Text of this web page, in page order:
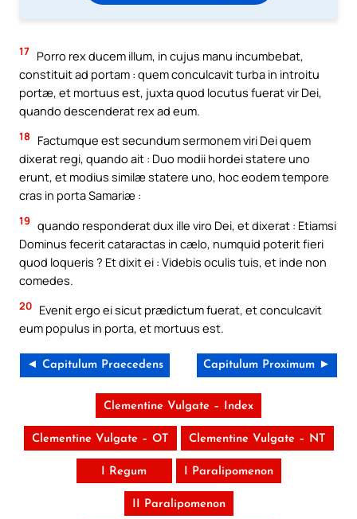
17 Porro rex ducem illum, in cujus manu incumbebat,
constituit ad portam : quem conculcavit turba in introitu
portæ, et mortuus est, juxta quod locutus fuerat vir Dei,
quando descenderat rex ad eum.
18
Factumque est secundum sermonem viri Dei quem
dixerat regi, quando ait : Duo modii hordei statere uno
erunt, et modius similæ statere uno, hoc eodem tempore
cras in porta Samariæ :
19 quando responderat dux ille viro Dei, et dixerat : Etiamsi
Dominus fecerit cataractas in cælo, numquid poterit fieri
quod loqueris ? Et dixit ei : Videbis oculis tuis, et inde non
comedes.
20 Evenit ergo ei sicut prædictum fuerat, et conculcavit
eum populus in porta, et mortuus est.
◄ Capitulum Praecedens Capitulum Proximum ►
Clementine Vulgate – Index
Clementine Vulgate – OT Clementine Vulgate – NT
I Regum I Paralipomenon
II Paralipomenon